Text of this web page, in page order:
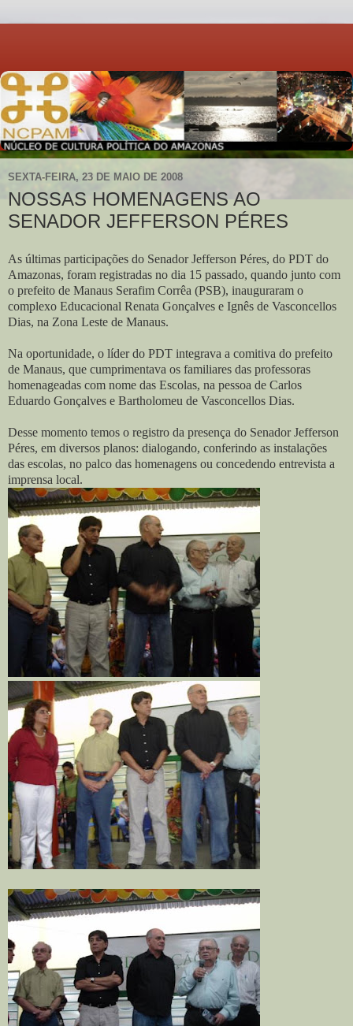
SEXTA-FEIRA, 23 DE MAIO DE 2008
NOSSAS HOMENAGENS AO
SENADOR JEFFERSON PÉRES
As últimas participações do Senador Jefferson Péres, do PDT do
Amazonas, foram registradas no dia 15 passado, quando junto com
o prefeito de Manaus Serafim Corrêa (PSB), inauguraram o
complexo Educacional Renata Gonçalves e Ignês de Vasconcellos
Dias, na Zona Leste de Manaus.
Na oportunidade, o líder do PDT integrava a comitiva do prefeito
de Manaus, que cumprimentava os familiares das professoras
homenageadas com nome das Escolas, na pessoa de Carlos
Eduardo Gonçalves e Bartholomeu de Vasconcellos Dias.
Desse momento temos o registro da presença do Senador Jefferson
Péres, em diversos planos: dialogando, conferindo as instalações
das escolas, no palco das homenagens ou concedendo entrevista a
imprensa local.